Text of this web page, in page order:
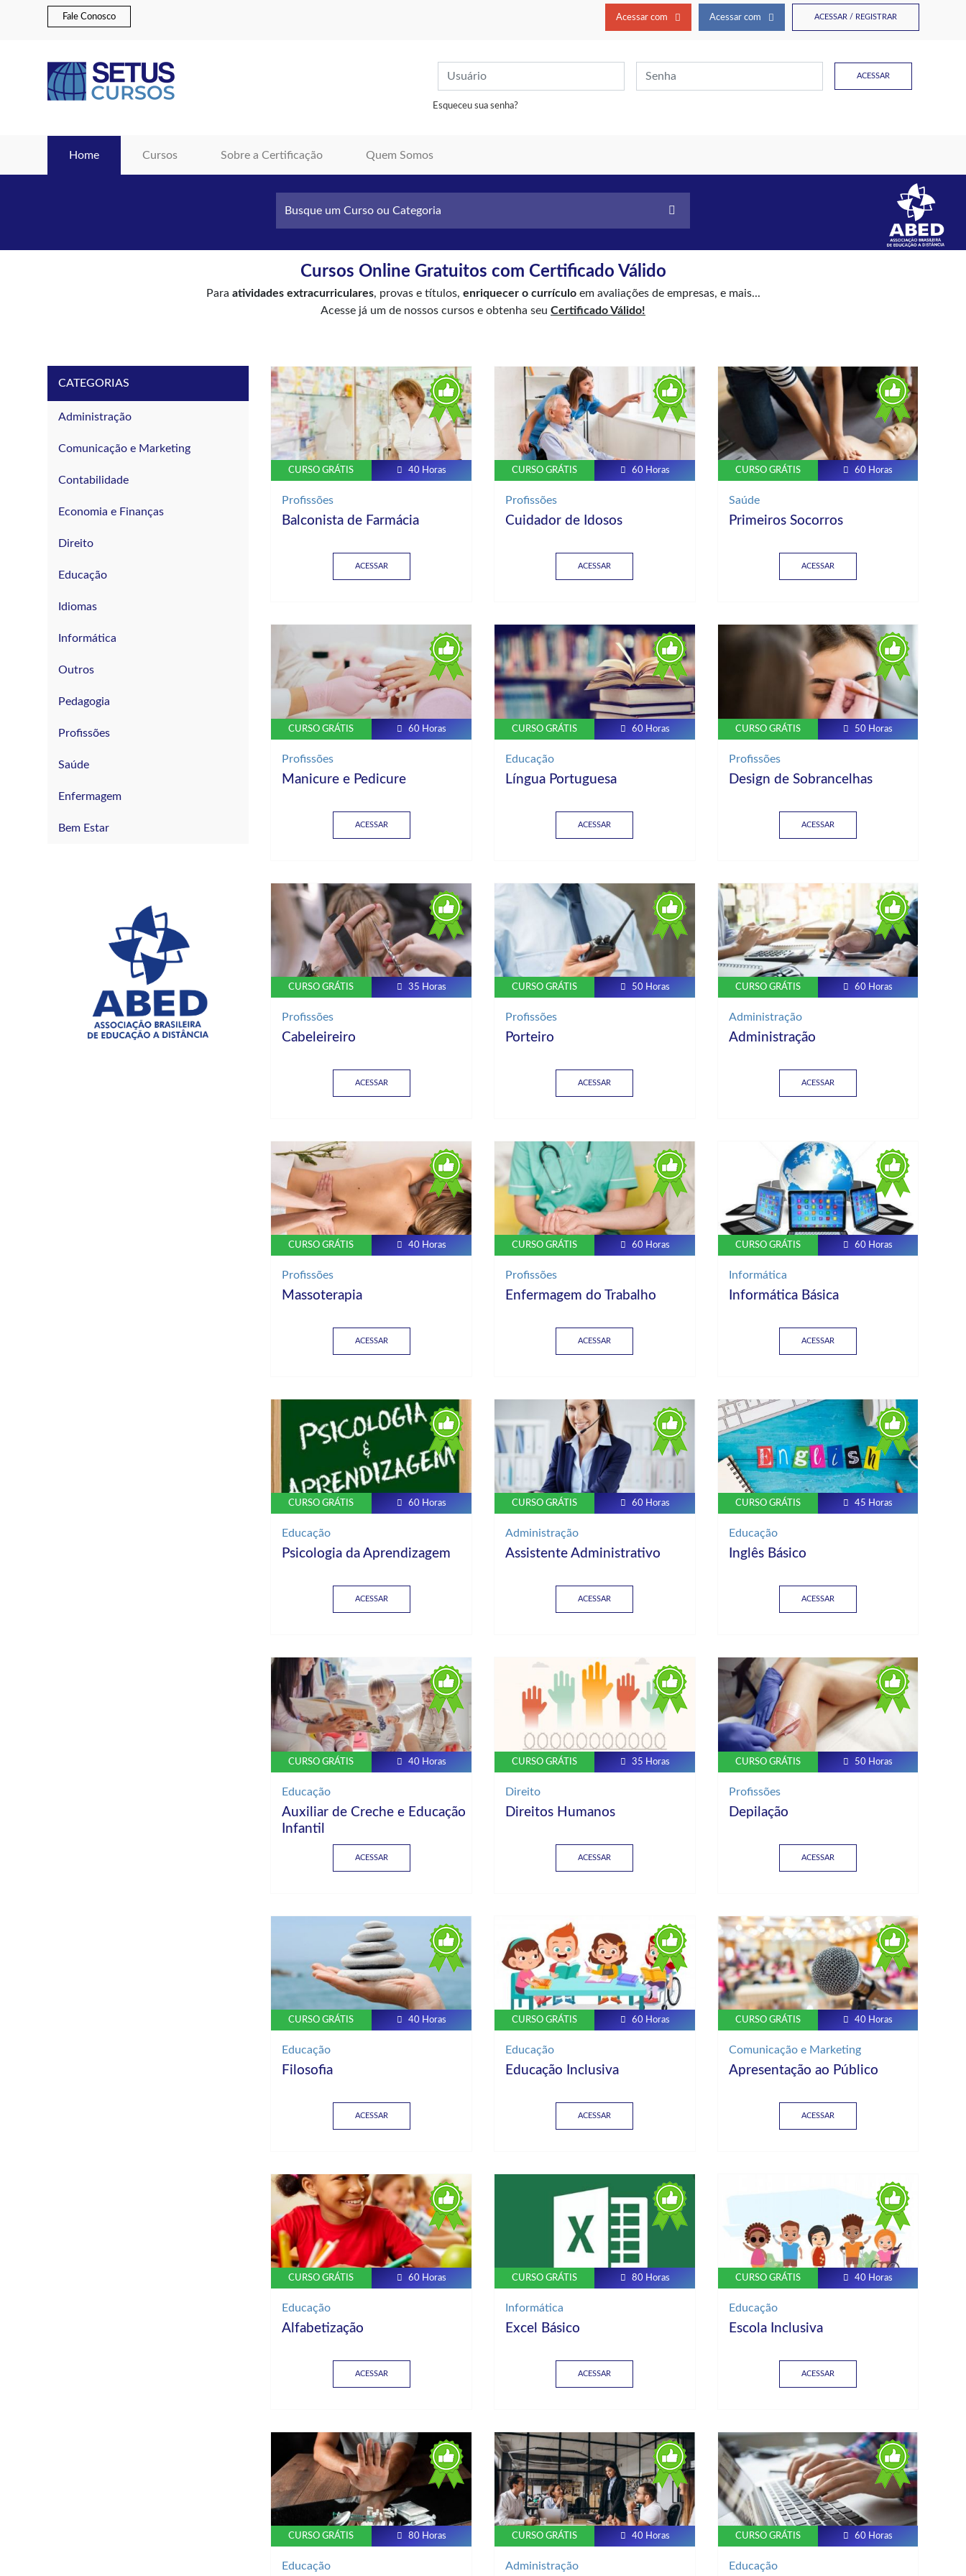
Fale Conosco Acessar com Acessar com ACESSAR / REGISTRAR
ACESSAR
Esqueceu sua senha?
Home(current) Cursos Sobre a Certificação Quem Somos
Cursos Online Gratuitos com Certificado Válido
Para atividades extracurriculares, provas e títulos, enriquecer o currículoem avaliações de empresas, e mais...
Acesse já um de nossos cursos e obtenha seu Certificado Válido!
CATEGORIAS
Administração
Comunicação e Marketing
Contabilidade
Economia e Finanças
Direito
Educação
Idiomas
Informática
Outros
Pedagogia
Profissões
Saúde
Enfermagem
Bem Estar
CURSO GRÁTIS 40 Horas
Profissões
Balconista de Farmácia
ACESSAR
CURSO GRÁTIS 60 Horas
Profissões
Cuidador de Idosos
ACESSAR
CURSO GRÁTIS 60 Horas
Saúde
Primeiros Socorros
ACESSAR
CURSO GRÁTIS 60 Horas
Profissões
Manicure e Pedicure
ACESSAR
CURSO GRÁTIS 60 Horas
Educação
Língua Portuguesa
ACESSAR
CURSO GRÁTIS 50 Horas
Profissões
Design de Sobrancelhas
ACESSAR
CURSO GRÁTIS 35 Horas
Profissões
Cabeleireiro
ACESSAR
CURSO GRÁTIS 50 Horas
Profissões
Porteiro
ACESSAR
CURSO GRÁTIS 60 Horas
Administração
Administração
ACESSAR
CURSO GRÁTIS 40 Horas
Profissões
Massoterapia
ACESSAR
CURSO GRÁTIS 60 Horas
Profissões
Enfermagem do Trabalho
ACESSAR
CURSO GRÁTIS 60 Horas
Informática
Informática Básica
ACESSAR
CURSO GRÁTIS 60 Horas
Educação
Psicologia da Aprendizagem
ACESSAR
CURSO GRÁTIS 60 Horas
Administração
Assistente Administrativo
ACESSAR
CURSO GRÁTIS 45 Horas
Educação
Inglês Básico
ACESSAR
CURSO GRÁTIS 40 Horas
Educação
Auxiliar de Creche e Educação
Infantil
ACESSAR
CURSO GRÁTIS 35 Horas
Direito
Direitos Humanos
ACESSAR
CURSO GRÁTIS 50 Horas
Profissões
Depilação
ACESSAR
CURSO GRÁTIS 40 Horas
Educação
Filosofia
ACESSAR
CURSO GRÁTIS 60 Horas
Educação
Educação Inclusiva
ACESSAR
CURSO GRÁTIS 40 Horas
Comunicação e Marketing
Apresentação ao Público
ACESSAR
CURSO GRÁTIS 60 Horas
Educação
Alfabetização
ACESSAR
CURSO GRÁTIS 80 Horas
Informática
Excel Básico
ACESSAR
CURSO GRÁTIS 40 Horas
Educação
Escola Inclusiva
ACESSAR
CURSO GRÁTIS 80 Horas
Educação
CURSO GRÁTIS 40 Horas
Administração
CURSO GRÁTIS 60 Horas
Educação